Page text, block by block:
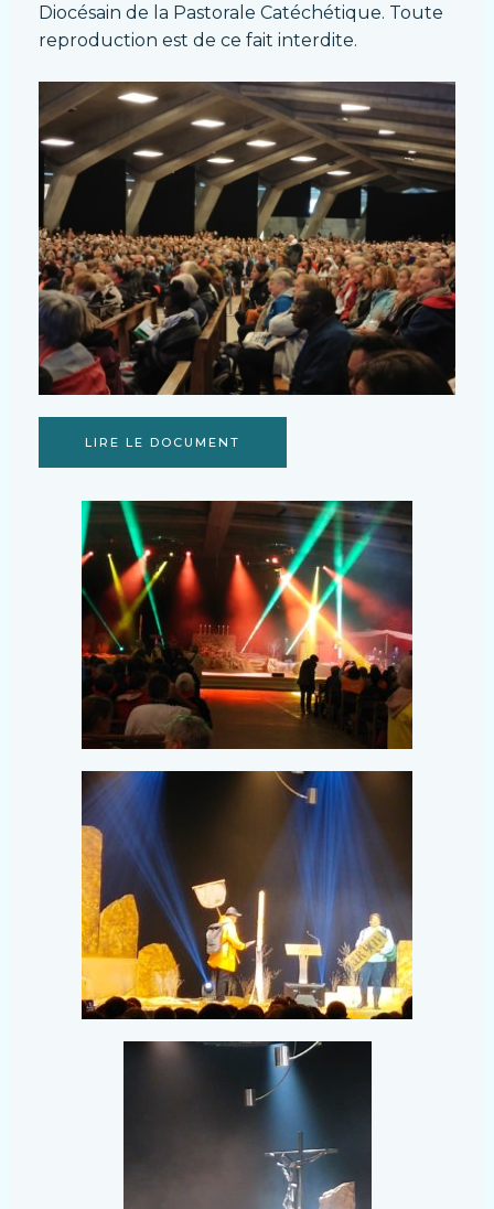
Diocésain de la Pastorale Catéchétique. Toute
reproduction est de ce fait interdite.
LIRE LE DOCUMENT